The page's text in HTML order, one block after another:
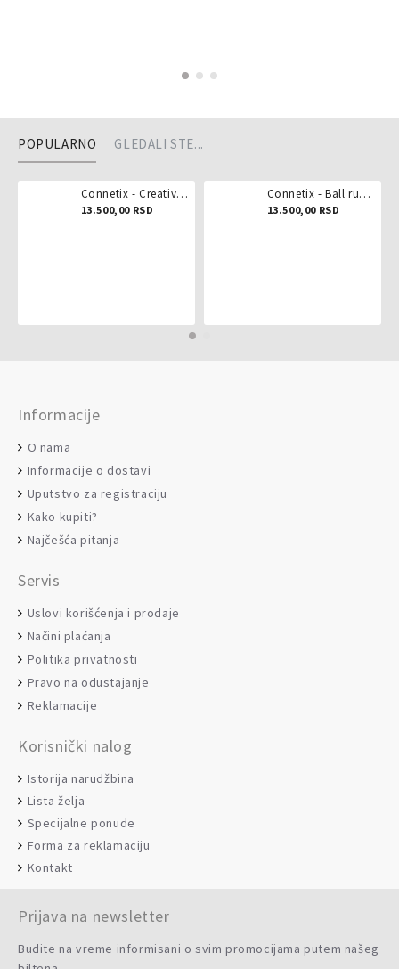
POPULARNO GLEDALI STE...
Connetix - Creative pack 102 dela
13.500,00 RSD
Connetix - Ball run pastel 106 delova
13.500,00 RSD
Informacije
O nama
Informacije o dostavi
Uputstvo za registraciju
Kako kupiti?
Najčešća pitanja
Servis
Uslovi korišćenja i prodaje
Načini plaćanja
Politika privatnosti
Pravo na odustajanje
Reklamacije
Korisnički nalog
Istorija narudžbina
Lista želja
Specijalne ponude
Forma za reklamaciju
Kontakt
Prijava na newsletter
Budite na vreme informisani o svim promocijama putem našeg